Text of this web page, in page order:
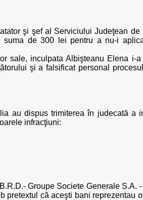
şi şef al Serviciului Judeţean de
suma de 300 lei pentru a nu-i
sale, inculpata Albişteanu Elena i-a
şi a falsificat personal
au dispus trimiterea în judecată a
infracţiuni:
Groupe Societe Generale S.A.
pretextul că aceşti bani reprezentau